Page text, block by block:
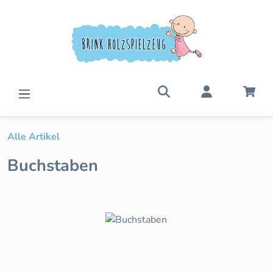
Alle Artikel
Buchstaben
Bildergalerie überspringen